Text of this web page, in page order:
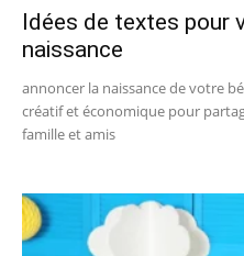
Idées de textes pour
naissance
annoncer la naissance de votre
créatif et économique pour
famille et amis